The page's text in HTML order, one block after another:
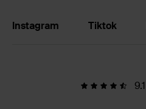
Instagram Tiktok
9.1